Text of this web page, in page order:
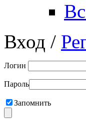
Вход /
Логин
Пароль
Запомнить